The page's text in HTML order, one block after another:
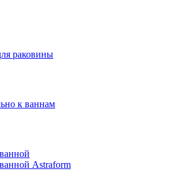
раковины
к ваннам
Astraform